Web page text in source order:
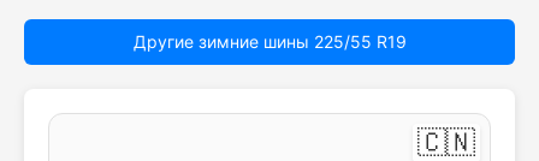
Другие зимние шины 225/55 R19
🇨🇳